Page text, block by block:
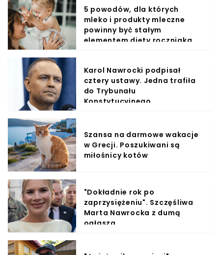
5 powodów, dla których
mleko i produkty mleczne
powinny być stałym
elementem diety roczniaka
Karol Nawrocki podpisał
cztery ustawy. Jedna trafiła
do Trybunału
Konstytucyjnego
Szansa na darmowe wakacje
w Grecji. Poszukiwani są
miłośnicy kotów
"Dokładnie rok po
zaprzysiężeniu". Szczęśliwa
Marta Nawrocka z dumą
ogłasza